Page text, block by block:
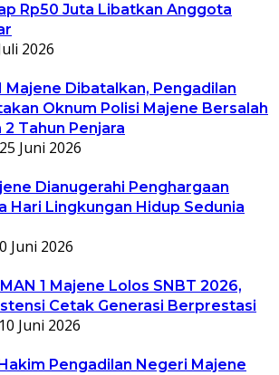
Rp50 Juta Libatkan Anggota
2026
Majene Dibatalkan, Pengadilan
Oknum Polisi Majene Bersalah
Tahun Penjara
25 Juni 2026
Dianugerahi Penghargaan
Hari Lingkungan Hidup Sedunia
Juni 2026
1 Majene Lolos SNBT 2026,
Cetak Generasi Berprestasi
10 Juni 2026
Pengadilan Negeri Majene